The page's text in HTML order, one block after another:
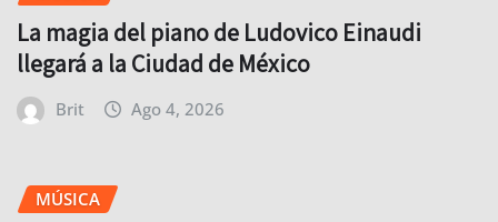
La magia del piano de Ludovico Einaudi
llegará a la Ciudad de México
Brit Ago 4, 2026
MÚSICA